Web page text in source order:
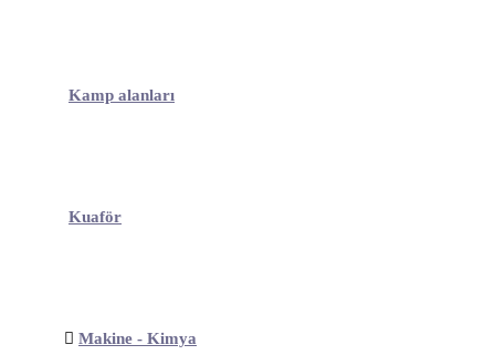
Kamp alanları
Kuaför
Makine - Kimya